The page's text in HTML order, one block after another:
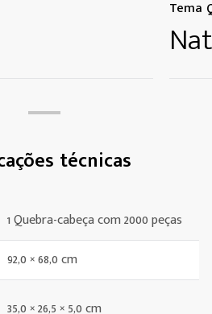
Tema
técnicas
1 Quebra-cabeça com 2000 peças
92,0 × 68,0 cm
35,0 × 26,5 × 5,0 cm